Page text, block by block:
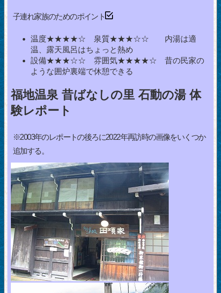
子連れ家族のためのポイント
温度★★★★☆ 泉質★★★☆☆ 内湯は適
温、露天風呂はちょっと熱め
設備★★★☆☆ 雰囲気★★★★☆ 昔の民家の
ような囲炉裏端で休憩できる
福地温泉 昔ばなしの里 石動の湯 体
験レポート
※2003年のレポートの後ろに2022年再訪時の画像をいくつか
追加する。